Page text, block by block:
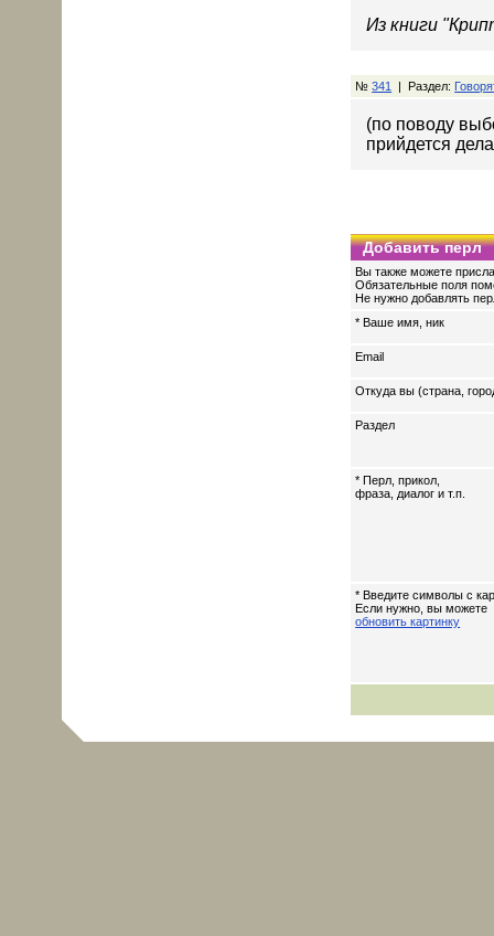
Из книги
№341 | Раздел:
(по поводу
прийдется
Добавить перл
Вы также можете
Обязательные поля
Не нужно добавлять
* Ваше имя, ник
Email
Откуда вы (страна,
Раздел
* Перл, прикол,
фраза, диалог и т.п.
* Введите символы с
Если нужно, вы можете
обновить картинку